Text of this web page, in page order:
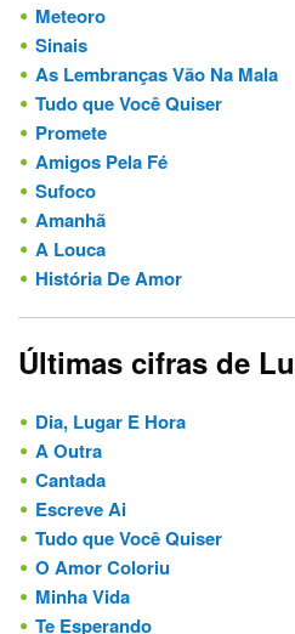
Meteoro
Sinais
As Lembranças Vão Na Mala
Tudo que Você Quiser
Promete
Amigos Pela Fé
Sufoco
Amanhã
A Louca
História De Amor
Últimas cifras de
Dia, Lugar E Hora
A Outra
Cantada
Escreve Ai
Tudo que Você Quiser
O Amor Coloriu
Minha Vida
Te Esperando